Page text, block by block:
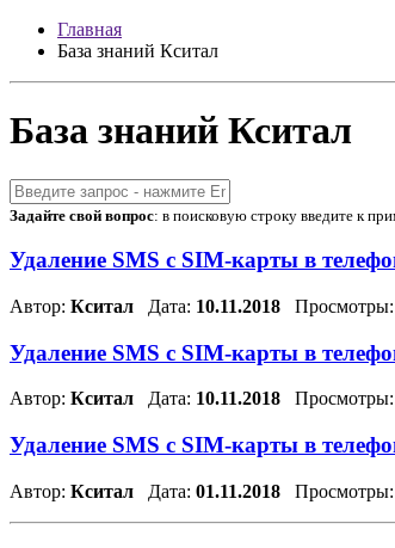
Главная
База знаний Кситал
База знаний Кситал
Задайте свой вопрос: в поисковую строку введите к
Удаление SMS с SIM-карты в
Автор: Кситал Дата: 10.11.2018 Просмотры:
Удаление SMS с SIM-карты в
Автор: Кситал Дата: 10.11.2018 Просмотры:
Удаление SMS с SIM-карты в
Автор: Кситал Дата: 01.11.2018 Просмотры: